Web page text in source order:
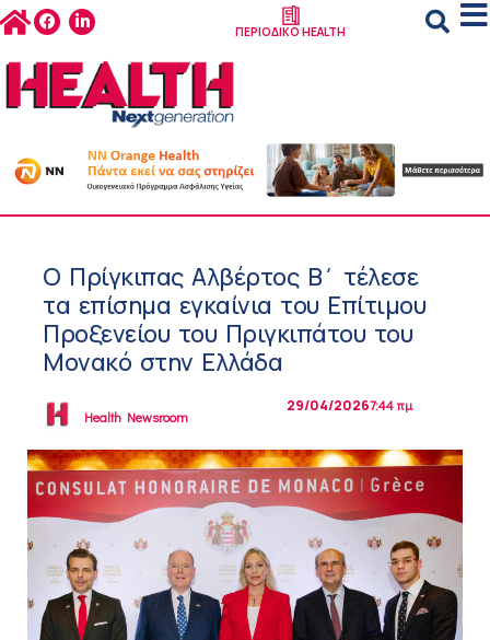
ΠΕΡΙΟΔΙΚΟ HEALTH
O Πρίγκιπας Αλβέρτος Β΄ τέλεσε
τα επίσημα εγκαίνια του Επίτιμου
Προξενείου του Πριγκιπάτου του
Μονακό στην Ελλάδα
Health Newsroom
29/04/20267:44 πμ